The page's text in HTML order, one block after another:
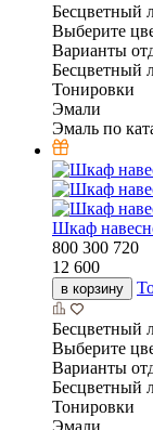
Бесцветный
Выберите
Варианты
Бесцветный
Тонировки
Эмали
Эмаль по
Шкаф
800 300 720
12 600
в корзину
Бесцветный
Выберите
Варианты
Бесцветный
Тонировки
Эмали